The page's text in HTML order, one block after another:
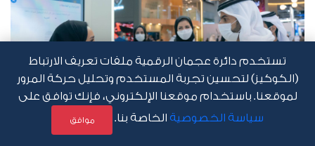
تستخدم دائرة عجمان الرقمية ملفات تعريف الارتباط
(الكوكيز) لتحسين تجربة المستخدم وتحليل حركة المرور
لموقعنا. باستخدام موقعنا الإلكتروني، فإنك توافق على
سياسة الخصوصية الخاصة بنا. موافق